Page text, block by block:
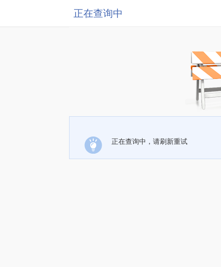
正在查询中
正在查询中，请刷新重试